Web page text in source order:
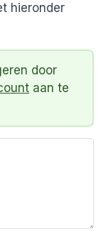
hieronder
door
aan te